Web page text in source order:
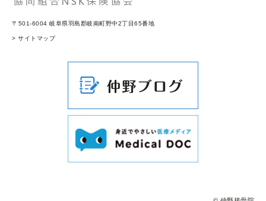
〒501-6004 岐阜県羽島郡岐南町野中2丁目65番地
> サイトマップ